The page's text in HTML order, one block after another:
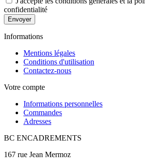
confidentialité
Envoyer
Informations
Mentions légales
Conditions d'utilisation
Contactez-nous
Votre compte
Informations personnelles
Commandes
Adresses
BC ENCADREMENTS
167 rue Jean Mermoz